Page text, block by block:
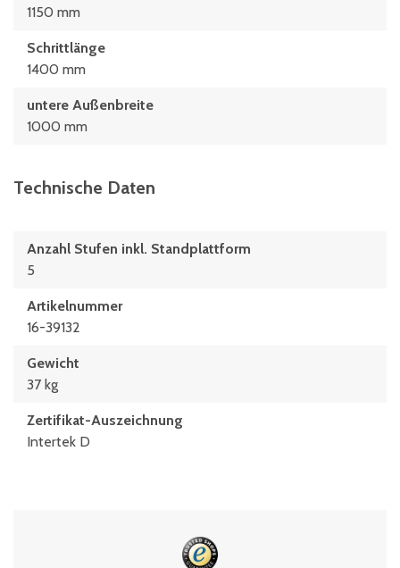
1150 mm
Schrittlänge
1400 mm
untere Außenbreite
1000 mm
Technische Daten
Anzahl Stufen inkl. Standplattform
5
Artikelnummer
16-39132
Gewicht
37 kg
Zertifikat-Auszeichnung
Intertek D